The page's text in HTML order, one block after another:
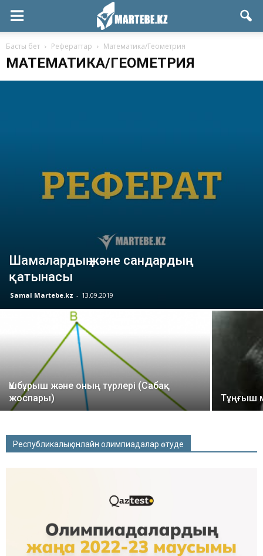
Басты бет Рефераттар Математика/Геометрия
МАТЕМАТИКА/ГЕОМЕТРИЯ
Шамалардың және сандардың
қатынасы
Samal Martebe.kz - 13.09.2019
Үшбұрыш және оның түрлері (Сабақ
жоспары)
Тұңғыш
Республикалық онлайн олимпиадалар өтуде